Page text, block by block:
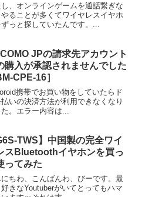
し、オンラインゲームを通話繋ぎな
ることが多くてワイヤレスイヤホ
っと探していたんです。...
JPの請求先アカウント
購入が承認されませんでした
CPE-16］
携帯でお買い物をしていたらド
払いの決済方法が利用できなくなり
た。エラー内容は...
TWS】中国製の完全ワイ
スBluetoothイヤホンを買っ
ってみた
にちわ、こんばんわ、びーです。最
きなYoutuberがいてとってもハマ